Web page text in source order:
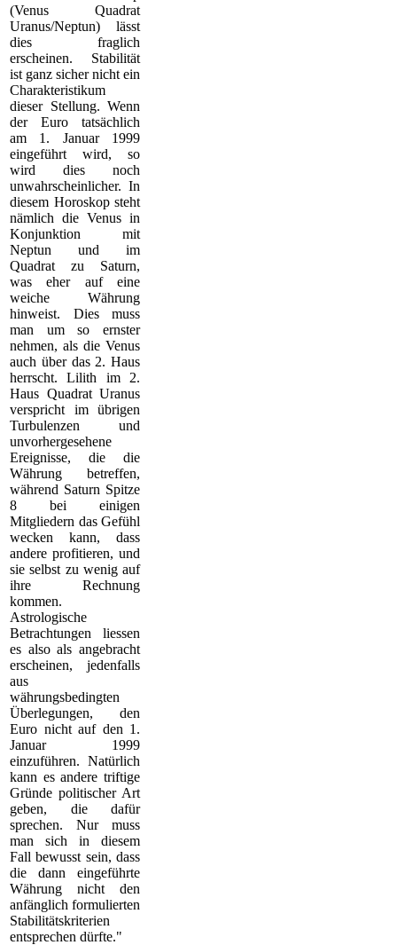
(Venus Quadrat
Uranus/Neptun) lässt
dies fraglich
erscheinen. Stabilität
ist ganz sicher nicht ein
Charakteristikum
dieser Stellung. Wenn
der Euro tatsächlich
am 1. Januar 1999
eingeführt wird, so
wird dies noch
unwahrscheinlicher. In
diesem Horoskop steht
nämlich die Venus in
Konjunktion mit
Neptun und im
Quadrat zu Saturn,
was eher auf eine
weiche Währung
hinweist. Dies muss
man um so ernster
nehmen, als die Venus
auch über das 2. Haus
herrscht. Lilith im 2.
Haus Quadrat Uranus
verspricht im übrigen
Turbulenzen und
unvorhergesehene
Ereignisse, die die
Währung betreffen,
während Saturn Spitze
8 bei einigen
Mitgliedern das Gefühl
wecken kann, dass
andere profitieren, und
sie selbst zu wenig auf
ihre Rechnung
kommen.
Astrologische
Betrachtungen liessen
es also als angebracht
erscheinen, jedenfalls
aus
währungsbedingten
Überlegungen, den
Euro nicht auf den 1.
Januar 1999
einzuführen. Natürlich
kann es andere triftige
Gründe politischer Art
geben, die dafür
sprechen. Nur muss
man sich in diesem
Fall bewusst sein, dass
die dann eingeführte
Währung nicht den
anfänglich formulierten
Stabilitätskriterien
entsprechen dürfte."